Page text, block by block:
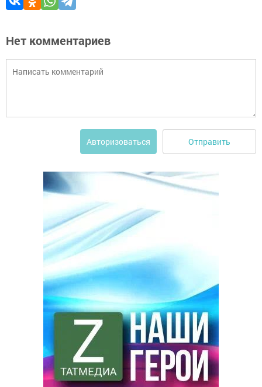
Нет комментариев
Авторизоваться Отправить